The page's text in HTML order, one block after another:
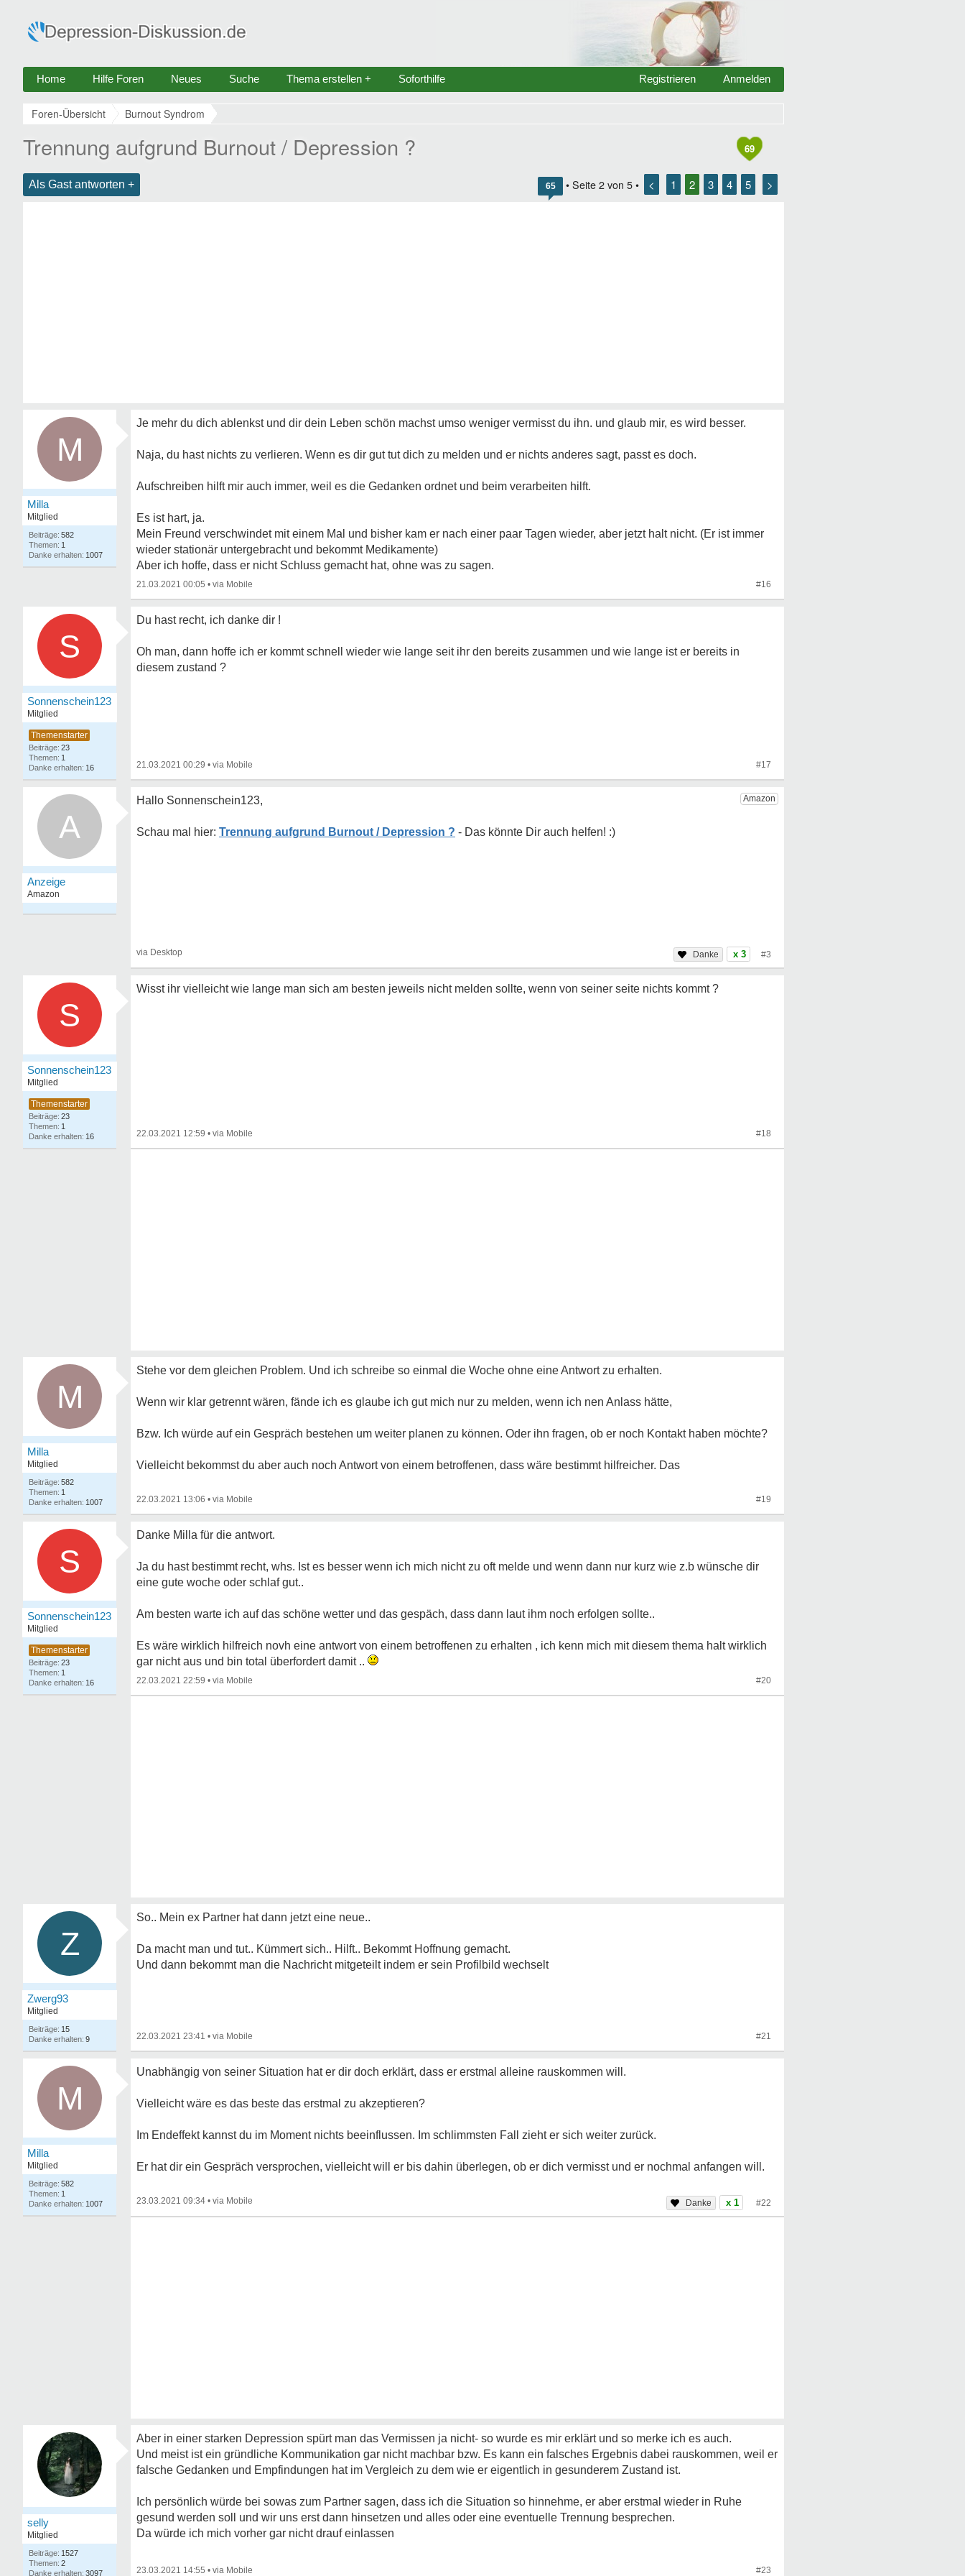
Home Hilfe Foren Neues Suche Thema erstellen + Soforthilfe Anmelden
Registrieren
Foren-Übersicht Burnout Syndrom
69
Trennung aufgrund Burnout / Depression ?
Als Gast antworten + 65 • Seite 2 von 5 • < 1 2 3 4 5 >
M
Milla
Mitglied
582
1
1007
Je mehr du dich ablenkst und dir dein Leben schön machst umso weniger vermisst du ihn. und glaub mir, es wird besser.
Naja, du hast nichts zu verlieren. Wenn es dir gut tut dich zu melden und er nichts anderes sagt, passt es doch.
Aufschreiben hilft mir auch immer, weil es die Gedanken ordnet und beim verarbeiten hilft.
Es ist hart, ja.
Mein Freund verschwindet mit einem Mal und bisher kam er nach einer paar Tagen wieder, aber jetzt halt nicht. (Er ist immer
wieder stationär untergebracht und bekommt Medikamente)
Aber ich hoffe, dass er nicht Schluss gemacht hat, ohne was zu sagen.
21.03.2021 00:05 • #16
S
Sonnenschein123
Mitglied
23
1
16
Du hast recht, ich danke dir !
Oh man, dann hoffe ich er kommt schnell wieder wie lange seit ihr den bereits zusammen und wie lange ist er bereits in
diesem zustand ?
21.03.2021 00:29 • #17
A
Hallo Sonnenschein123,
Trennung aufgrund Burnout / Depression ?
x 3 #3
S
Sonnenschein123
Mitglied
23
1
16
Wisst ihr vielleicht wie lange man sich am besten jeweils nicht melden sollte, wenn von seiner seite nichts kommt ?
22.03.2021 12:59 • #18
M
Milla
Mitglied
582
1
1007
Stehe vor dem gleichen Problem. Und ich schreibe so einmal die Woche ohne eine Antwort zu erhalten.
Wenn wir klar getrennt wären, fände ich es glaube ich gut mich nur zu melden, wenn ich nen Anlass hätte,
Bzw. Ich würde auf ein Gespräch bestehen um weiter planen zu können. Oder ihn fragen, ob er noch Kontakt haben möchte?
Vielleicht bekommst du aber auch noch Antwort von einem betroffenen, dass wäre bestimmt hilfreicher. Das
22.03.2021 13:06 • #19
S
Sonnenschein123
Mitglied
23
1
16
Danke Milla für die antwort.
Ja du hast bestimmt recht, whs. Ist es besser wenn ich mich nicht zu oft melde und wenn dann nur kurz wie z.b wünsche dir
eine gute woche oder schlaf gut..
Am besten warte ich auf das schöne wetter und das gespäch, dass dann laut ihm noch erfolgen sollte..
Es wäre wirklich hilfreich novh eine antwort von einem betroffenen zu erhalten , ich kenn mich mit diesem thema halt wirklich
gar nicht aus und bin total überfordert damit ..
22.03.2021 22:59 • #20
Z
Zwerg93
Mitglied
15
9
So.. Mein ex Partner hat dann jetzt eine neue..
Da macht man und tut.. Kümmert sich.. Hilft.. Bekommt Hoffnung gemacht.
Und dann bekommt man die Nachricht mitgeteilt indem er sein Profilbild wechselt
22.03.2021 23:41 • #21
M
Milla
Mitglied
582
1
1007
Unabhängig von seiner Situation hat er dir doch erklärt, dass er erstmal alleine rauskommen will.
Vielleicht wäre es das beste das erstmal zu akzeptieren?
Im Endeffekt kannst du im Moment nichts beeinflussen. Im schlimmsten Fall zieht er sich weiter zurück.
Er hat dir ein Gespräch versprochen, vielleicht will er bis dahin überlegen, ob er dich vermisst und er nochmal anfangen will.
23.03.2021 09:34 • x 1 #22
selly
Mitglied
1527
2
3097
Aber in einer starken Depression spürt man das Vermissen ja nicht- so wurde es mir erklärt und so merke ich es auch.
Und meist ist ein gründliche Kommunikation gar nicht machbar bzw. Es kann ein falsches Ergebnis dabei rauskommen, weil er
falsche Gedanken und Empfindungen hat im Vergleich zu dem wie er eigentlich in gesunderem Zustand ist.
Ich persönlich würde bei sowas zum Partner sagen, dass ich die Situation so hinnehme, er aber erstmal wieder in Ruhe
gesund werden soll und wir uns erst dann hinsetzen und alles oder eine eventuelle Trennung besprechen.
Da würde ich mich vorher gar nicht drauf einlassen
23.03.2021 14:55 • #23